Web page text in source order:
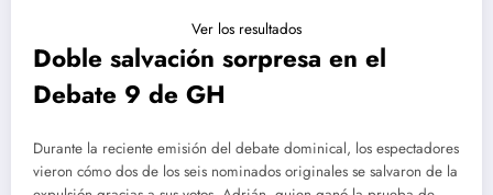
Ver los resultados
Doble salvación sorpresa en el
Debate 9 de GH
Durante la reciente emisión del debate dominical, los espectadores
vieron cómo dos de los seis nominados originales se salvaron de la